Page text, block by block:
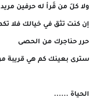
ولا كلَ من قَرأ له حرفين مريد
إن كنت تثق في خيالك فلا
حرر حناجرك من الحصى
سترى بعينك كم هي قريبة
الحياة ......